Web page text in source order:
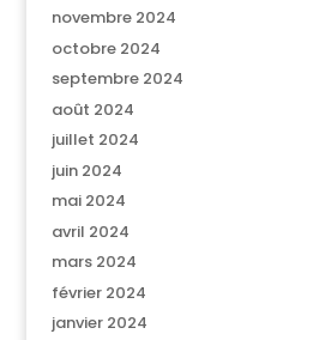
novembre 2024
octobre 2024
septembre 2024
août 2024
juillet 2024
juin 2024
mai 2024
avril 2024
mars 2024
février 2024
janvier 2024